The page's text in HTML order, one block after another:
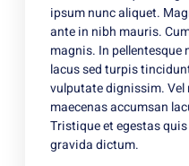
ipsum nunc aliquet.
ante in nibh mauris.
magnis. In
lacus sed turpis
vulputate dignissim.
maecenas accumsan
Tristique et egestas
gravida dictum.